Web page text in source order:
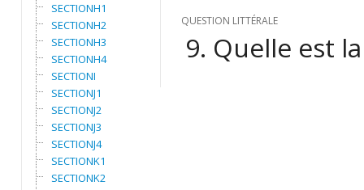
SECTIONH1
SECTIONH2
SECTIONH3
SECTIONH4
SECTIONI
SECTIONJ1
SECTIONJ2
SECTIONJ3
SECTIONJ4
SECTIONK1
SECTIONK2
QUESTION LITTÉRALE
9. Quelle est